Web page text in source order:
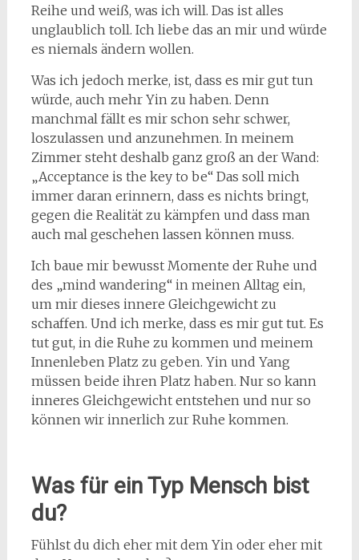
Reihe und weiß, was ich will. Das ist alles
unglaublich toll. Ich liebe das an mir und würde
es niemals ändern wollen.
Was ich jedoch merke, ist, dass es mir gut tun
würde, auch mehr Yin zu haben. Denn
manchmal fällt es mir schon sehr schwer,
loszulassen und anzunehmen. In meinem
Zimmer steht deshalb ganz groß an der Wand:
„Acceptance is the key to be“ Das soll mich
immer daran erinnern, dass es nichts bringt,
gegen die Realität zu kämpfen und dass man
auch mal geschehen lassen können muss.
Ich baue mir bewusst Momente der Ruhe und
des „mind wandering“ in meinen Alltag ein,
um mir dieses innere Gleichgewicht zu
schaffen. Und ich merke, dass es mir gut tut. Es
tut gut, in die Ruhe zu kommen und meinem
Innenleben Platz zu geben. Yin und Yang
müssen beide ihren Platz haben. Nur so kann
inneres Gleichgewicht entstehen und nur so
können wir innerlich zur Ruhe kommen.
Was für ein Typ Mensch bist
du?
Fühlst du dich eher mit dem Yin oder eher mit